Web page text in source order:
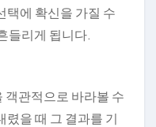
택에 확신을 가질 수
들리게 됩니다.
객관적으로 바라볼 수
을 때 그 결과를 기